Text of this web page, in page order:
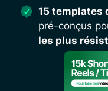
15 templates
pré-conçus
les plus